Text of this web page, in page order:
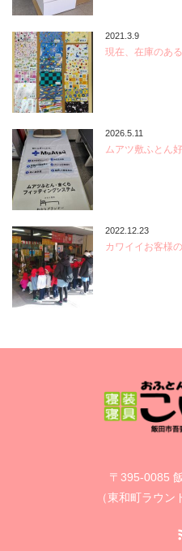
2021.3.9
現在、在庫のある
2026.5.11
ムアツ敷ふとん
2022.12.23
カワイイお客様
〒395-0085
（東和町ラウン